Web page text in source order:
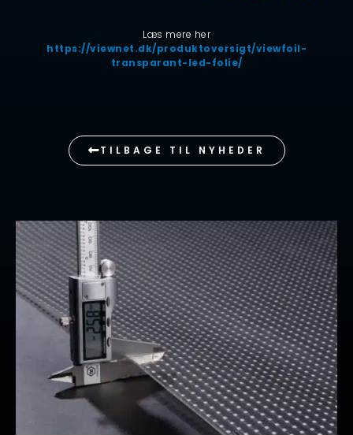
Læs mere her
https://viewnet.dk/produktoversigt/viewfoil-
transparant-led-folie/
TILBAGE TIL NYHEDER